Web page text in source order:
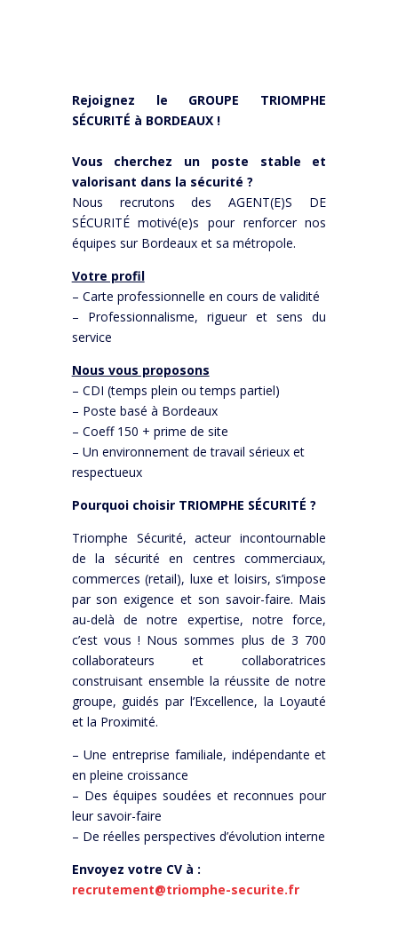
Rejoignez le GROUPE TRIOMPHE
SÉCURITÉ à BORDEAUX !
Vous cherchez un poste stable et
valorisant dans la sécurité ?
Nous recrutons des AGENT(E)S DE
SÉCURITÉ motivé(e)s pour renforcer nos
équipes sur Bordeaux et sa métropole.
Votre profil
– Carte professionnelle en cours de validité
– Professionnalisme, rigueur et sens du
service
Nous vous proposons
– CDI (temps plein ou temps partiel)
– Poste basé à Bordeaux
– Coeff 150 + prime de site
– Un environnement de travail sérieux et
respectueux
Pourquoi choisir TRIOMPHE SÉCURITÉ ?
Triomphe Sécurité, acteur incontournable
de la sécurité en centres commerciaux,
commerces (retail), luxe et loisirs, s’impose
par son exigence et son savoir-faire. Mais
au-delà de notre expertise, notre force,
c’est vous ! Nous sommes plus de 3 700
collaborateurs et collaboratrices
construisant ensemble la réussite de notre
groupe, guidés par l’Excellence, la Loyauté
et la Proximité.
– Une entreprise familiale, indépendante et
en pleine croissance
– Des équipes soudées et reconnues pour
leur savoir-faire
– De réelles perspectives d’évolution interne
Envoyez votre CV à :
recrutement@triomphe-securite.fr